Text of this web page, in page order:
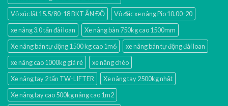
Vỏ xúc lật 15.5/80-18 BKT ẤN ĐỘ
Vỏ đặc xe nâng Pio 10.00-20
xe nâng 3.0 tấn đài loan
Xe nâng bàn 750kg cao 1500mm
Xe nâng bán tự động 1500 kg cao 1m6
xe nâng bán tự động đài loan
xe nâng cao 1000kg giá rẻ
xe nâng chéo
Xe nâng tay 2 tấn TW-LIFTER
Xe nâng tay 2500kg nhật
Xe nâng tay cao 500kg nâng cao 1m2